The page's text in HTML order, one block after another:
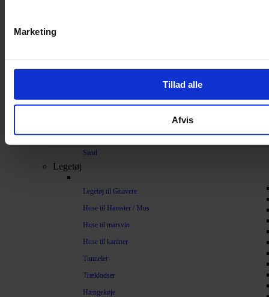
Marketing
Tillad alle
Afvis
Bark
Spelt
Vat
Sand
Legetøj
Legetøj til Gnavere
Huse til Hamster / Mus
Huse til marsvin
Huse til kaniner
Tunneler
Træklodser
Hængekøje